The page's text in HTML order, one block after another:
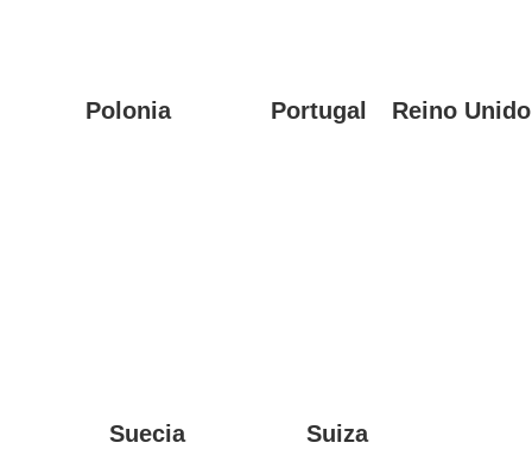
Polonia Portugal Reino Unido
Suecia Suiza